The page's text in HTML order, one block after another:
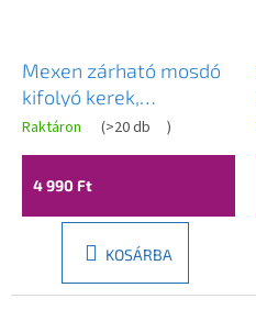
Mexen zárható mosdó
kifolyó kerek,
ClickClack, nagy dugó,
túlfolyóval, Fekete,
79920-70
Raktáron (>20 db )
4 990 Ft
KOSÁRBA